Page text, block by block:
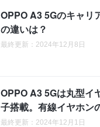
OPPO A3 5Gのキャリ
の違いは？
最終更新：2024年12月8日
OPPO A3 5Gは丸型イ
子搭載。有線イヤホン
最終更新：2024年12月1日